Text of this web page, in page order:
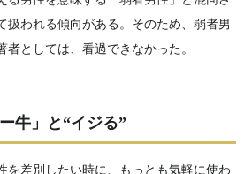
扱われる傾向がある。そのため、弱者男
としては、看過できなかった。
牛」と“イジる”
を差別したい時に、もっとも気軽に使わ